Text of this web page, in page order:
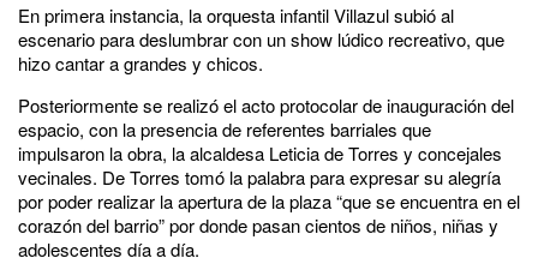
En primera instancia, la orquesta infantil Villazul subió al
escenario para deslumbrar con un show lúdico recreativo, que
hizo cantar a grandes y chicos.
Posteriormente se realizó el acto protocolar de inauguración del
espacio, con la presencia de referentes barriales que
impulsaron la obra, la alcaldesa Leticia de Torres y concejales
vecinales. De Torres tomó la palabra para expresar su alegría
por poder realizar la apertura de la plaza “que se encuentra en el
corazón del barrio” por donde pasan cientos de niños, niñas y
adolescentes día a día.